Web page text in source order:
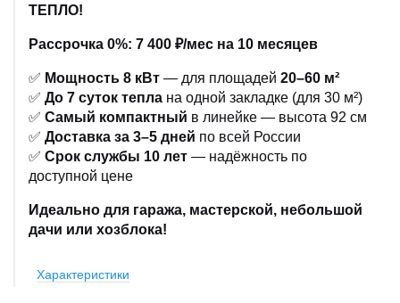
ТЕПЛО!
Рассрочка 0%: 7 400 ₽/мес на 10 месяцев
✅ Мощность 8 кВт — для площадей 20–60 м²
✅ До 7 суток тепла на одной закладке (для 30 м²)
✅ Самый компактный в линейке — высота 92 см
✅ Доставка за 3–5 дней по всей России
✅ Срок службы 10 лет — надёжность по
доступной цене
Идеально для гаража, мастерской, небольшой
дачи или хозблока!
Характеристики